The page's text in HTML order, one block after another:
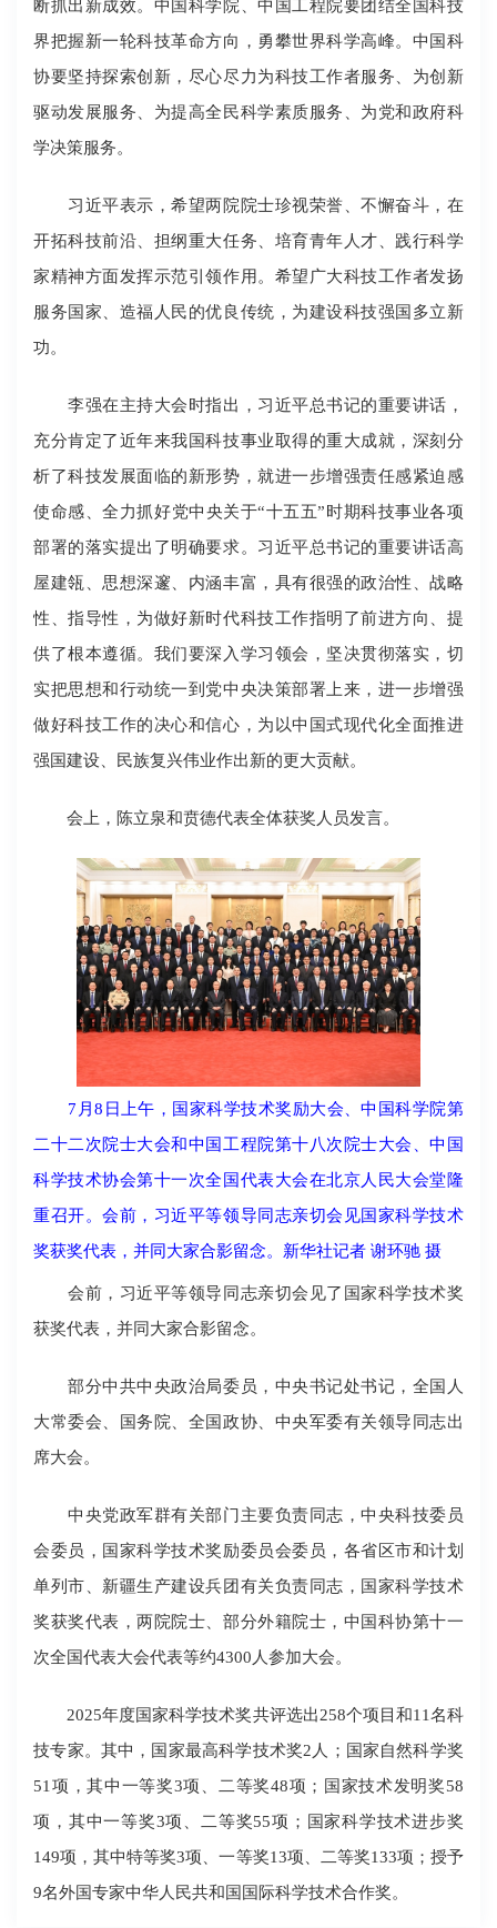
断抓出新成效。中国科学院、中国工程院要团结全国科技
界把握新一轮科技革命方向，勇攀世界科学高峰。中国科
协要坚持探索创新，尽心尽力为科技工作者服务、为创新
驱动发展服务、为提高全民科学素质服务、为党和政府科
学决策服务。
习近平表示，希望两院院士珍视荣誉、不懈奋斗，在
开拓科技前沿、担纲重大任务、培育青年人才、践行科学
家精神方面发挥示范引领作用。希望广大科技工作者发扬
服务国家、造福人民的优良传统，为建设科技强国多立新
功。
李强在主持大会时指出，习近平总书记的重要讲话，
充分肯定了近年来我国科技事业取得的重大成就，深刻分
析了科技发展面临的新形势，就进一步增强责任感紧迫感
使命感、全力抓好党中央关于“十五五”时期科技事业各项
部署的落实提出了明确要求。习近平总书记的重要讲话高
屋建瓴、思想深邃、内涵丰富，具有很强的政治性、战略
性、指导性，为做好新时代科技工作指明了前进方向、提
供了根本遵循。我们要深入学习领会，坚决贯彻落实，切
实把思想和行动统一到党中央决策部署上来，进一步增强
做好科技工作的决心和信心，为以中国式现代化全面推进
强国建设、民族复兴伟业作出新的更大贡献。
会上，陈立泉和贲德代表全体获奖人员发言。
7月8日上午，国家科学技术奖励大会、中国科学院第
二十二次院士大会和中国工程院第十八次院士大会、中国
科学技术协会第十一次全国代表大会在北京人民大会堂隆
重召开。会前，习近平等领导同志亲切会见国家科学技术
奖获奖代表，并同大家合影留念。新华社记者 谢环驰 摄
会前，习近平等领导同志亲切会见了国家科学技术奖
获奖代表，并同大家合影留念。
部分中共中央政治局委员，中央书记处书记，全国人
大常委会、国务院、全国政协、中央军委有关领导同志出
席大会。
中央党政军群有关部门主要负责同志，中央科技委员
会委员，国家科学技术奖励委员会委员，各省区市和计划
单列市、新疆生产建设兵团有关负责同志，国家科学技术
奖获奖代表，两院院士、部分外籍院士，中国科协第十一
次全国代表大会代表等约4300人参加大会。
2025年度国家科学技术奖共评选出258个项目和11名科
技专家。其中，国家最高科学技术奖2人；国家自然科学奖
51项，其中一等奖3项、二等奖48项；国家技术发明奖58
项，其中一等奖3项、二等奖55项；国家科学技术进步奖
149项，其中特等奖3项、一等奖13项、二等奖133项；授予
9名外国专家中华人民共和国国际科学技术合作奖。